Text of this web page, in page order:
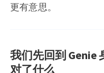
更有意思。
我们先回到 Genie
对了什么